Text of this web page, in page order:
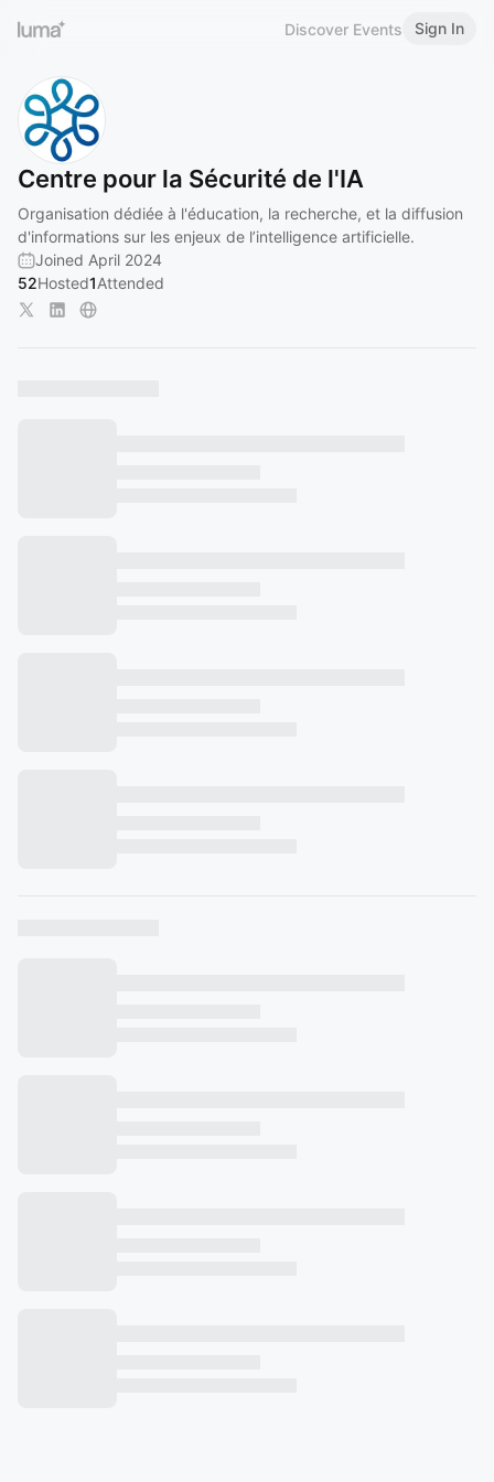
Discover Events Sign In
Centre pour la Sécurité de l'IA
Organisation dédiée à l'éducation, la recherche, et la diffusion
d'informations sur les enjeux de l’intelligence artificielle.
Joined April 2024
52Hosted1Attended